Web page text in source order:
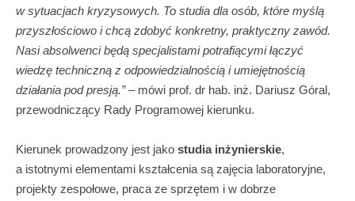
w sytuacjach kryzysowych. To studia dla osób, które myślą
przyszłościowo i chcą zdobyć konkretny, praktyczny zawód.
Nasi absolwenci będą specjalistami potrafiącymi łączyć
wiedzę techniczną z odpowiedzialnością i umiejętnością
działania pod presją.”– mówi prof. dr hab. inż. Dariusz Góral,
przewodniczący Rady Programowej kierunku.
Kierunek prowadzony jest jako studia inżynierskie,
a istotnymi elementami kształcenia są zajęcia laboratoryjne,
projekty zespołowe, praca ze sprzętem i w dobrze